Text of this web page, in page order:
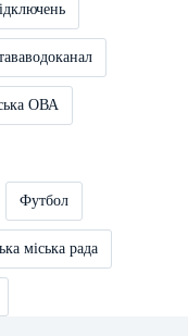
ОВА
Футбол
міська рада